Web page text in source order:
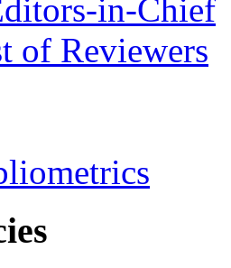
in-Chief
of Reviewers